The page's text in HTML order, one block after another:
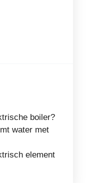
boiler?
water met
element